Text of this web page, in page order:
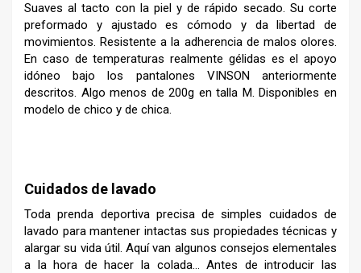
Suaves al tacto con la piel y de rápido secado. Su corte
preformado y ajustado es cómodo y da libertad de
movimientos. Resistente a la adherencia de malos olores.
En caso de temperaturas realmente gélidas es el apoyo
idóneo bajo los pantalones VINSON anteriormente
descritos. Algo menos de 200g en talla M. Disponibles en
modelo de chico y de chica.
Cuidados de lavado
Toda prenda deportiva precisa de simples cuidados de
lavado para mantener intactas sus propiedades técnicas y
alargar su vida útil. Aquí van algunos consejos elementales
a la hora de hacer la colada… Antes de introducir las